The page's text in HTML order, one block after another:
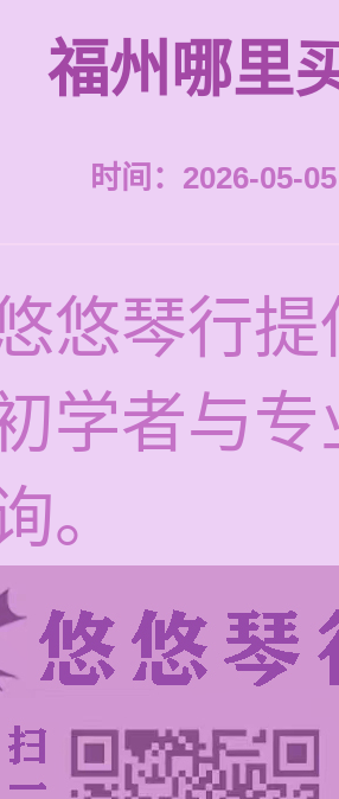
福州哪里
时间：2026-05-
悠琴行
学者与
。